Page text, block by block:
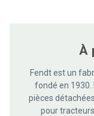
À
Fendt est un
fondé en 1930.
pièces
pour